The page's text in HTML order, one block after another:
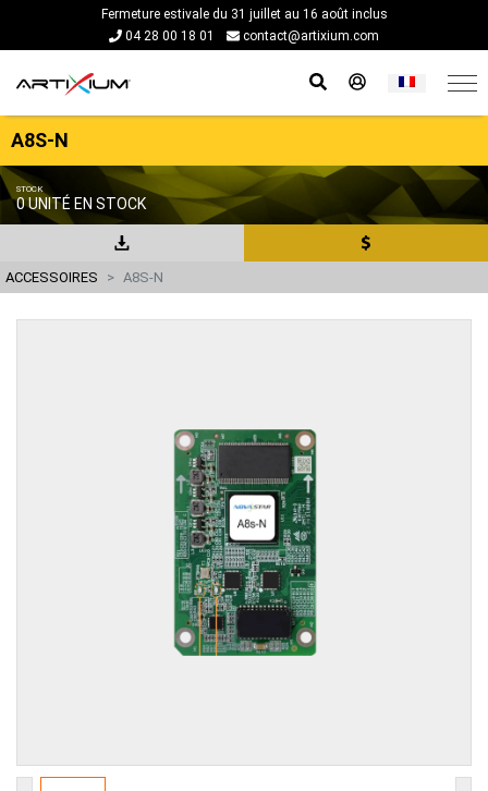
Fermeture estivale du 31 juillet au 16 août inclus
04 28 00 18 01
contact@artixium.com
A8S-N
STOCK
0 UNITÉ EN STOCK
ACCESSOIRES A8S-N